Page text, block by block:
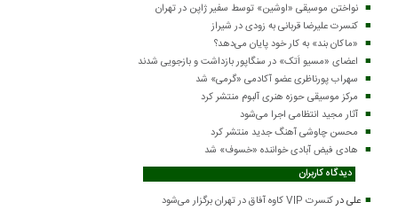
نواختن موسیقی «اوشین» توسط سفیر ژاپن در تهران
کنسرت علیرضا قربانی به زودی در شیراز
«ماکان بند» به کار خود پایان می‌دهد؟
اعضای «مسیو اَتک» در سنگاپور بازداشت و بازجویی شدند
سهراب پورناظری عضو آکادمی «گرمی» شد
مرکز موسیقی حوزه هنری آلبوم منتشر کرد
آثار مجید انتظامی اجرا می‌شود
محسن چاوشی آهنگ جدید منتشر کرد
هادی فیض آبادی خواننده «خسوف» شد
دیدگاه کاربران
علیدرکنسرت VIP کاوه آفاق در تهران برگزار می‌شود